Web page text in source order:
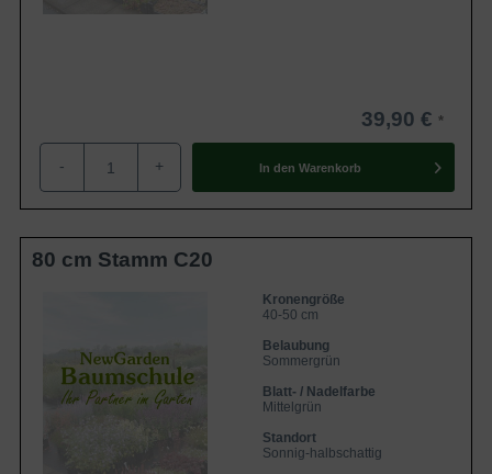
39,90 €
- + In den Warenkorb
80 cm Stamm C20
Kronengröße
40-50 cm
Belaubung
Sommergrün
Blatt- / Nadelfarbe
Mittelgrün
Standort
Sonnig-halbschattig